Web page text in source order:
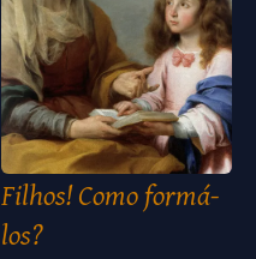
Filhos! Como formá-
los?